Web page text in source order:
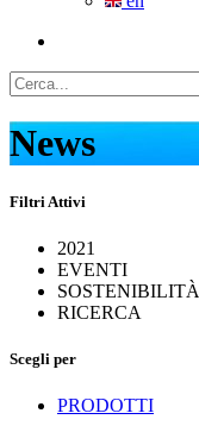
News
Filtri Attivi
2021
EVENTI
SOSTENIBILITÀ
RICERCA
Scegli per
PRODOTTI